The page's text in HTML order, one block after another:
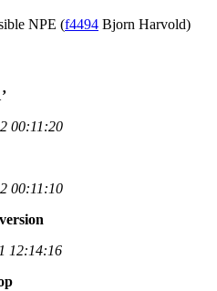
NPE (f4494 Bjorn Harvold)
00:11:20
00:11:10
12:14:16